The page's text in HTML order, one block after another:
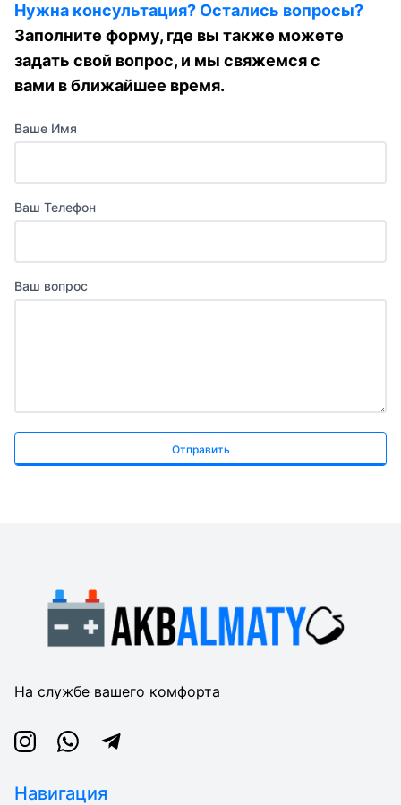
Нужна консультация? Остались вопросы?
Заполните форму, где вы также можете
задать свой вопрос, и мы свяжемся с
вами в ближайшее время.
Ваше Имя
Ваш Телефон
Ваш вопрос
Отправить
На службе вашего комфорта
InstagramWhatsappTelegram
Навигация